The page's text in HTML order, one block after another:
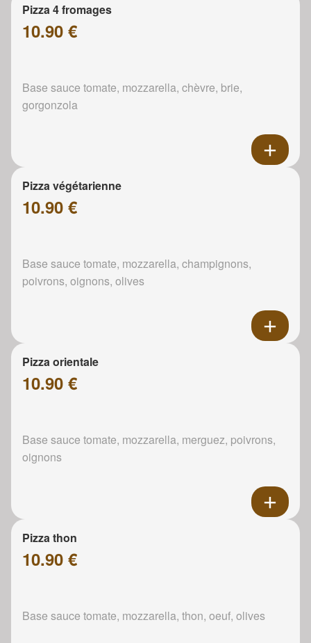
Pizza 4 fromages
10.90 €
Base sauce tomate, mozzarella, chèvre, brie,
gorgonzola
Pizza végétarienne
10.90 €
Base sauce tomate, mozzarella, champignons,
poivrons, oignons, olives
Pizza orientale
10.90 €
Base sauce tomate, mozzarella, merguez, poivrons,
oignons
Pizza thon
10.90 €
Base sauce tomate, mozzarella, thon, oeuf, olives